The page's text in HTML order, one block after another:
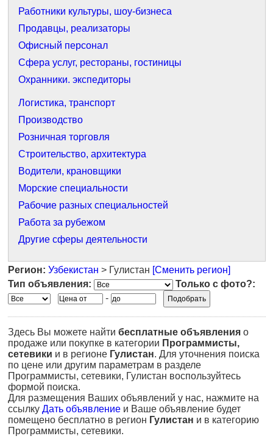
Работники культуры, шоу-бизнеса
Продавцы, реализаторы
Офисный персонал
Сфера услуг, рестораны, гостиницы
Охранники. экспедиторы
Логистика, транспорт
Производство
Розничная торговля
Строительство, архитектура
Водители, крановщики
Морские специальности
Рабочие разных специальностей
Работа за рубежом
Другие сферы деятельности
Регион: Узбекистан > Гулистан [Сменить регион]
Тип объявления:
Только с фото?:
-
Здесь Вы можете найти бесплатные объявления о
продаже или покупке в категории Программисты,
сетевики и в регионе Гулистан. Для уточнения поиска
по цене или другим параметрам в разделе
Программисты, сетевики, Гулистан воспользуйтесь
формой поиска.
Для размещения Ваших объявлений у нас, нажмите на
ссылку Дать объявление и Ваше объявление будет
помещено бесплатно в регион Гулистан и в категорию
Программисты, сетевики.